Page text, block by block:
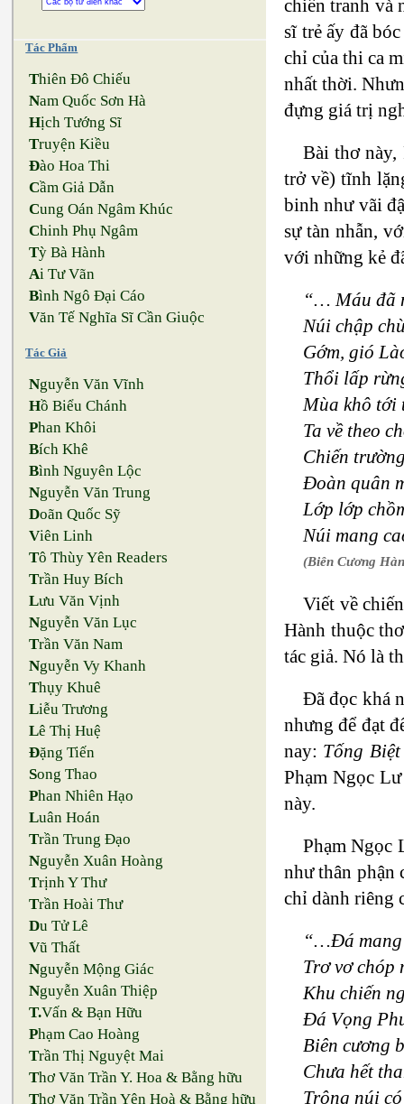
Tác Phẩm
Thiên Đô Chiếu
Nam Quốc Sơn Hà
Hịch Tướng Sĩ
Truyện Kiều
Đào Hoa Thi
Cầm Giả Dẫn
Cung Oán Ngâm Khúc
Chinh Phụ Ngâm
Tỳ Bà Hành
Ai Tư Vãn
Bình Ngô Đại Cáo
Văn Tế Nghĩa Sĩ Cần Giuộc
Tác Giả
Nguyễn Văn Vĩnh
Hồ Biểu Chánh
Phan Khôi
Bích Khê
Bình Nguyên Lộc
Nguyễn Văn Trung
Doãn Quốc Sỹ
Viên Linh
Tô Thùy Yên Readers
Trần Huy Bích
Lưu Văn Vịnh
Nguyễn Văn Lục
Trần Văn Nam
Nguyễn Vy Khanh
Thụy Khuê
Liễu Trương
Lê Thị Huệ
Đặng Tiến
Song Thao
Phan Nhiên Hạo
Luân Hoán
Trần Trung Đạo
Nguyễn Xuân Hoàng
Trịnh Y Thư
Trần Hoài Thư
Du Tử Lê
Vũ Thất
Nguyễn Mộng Giác
Nguyễn Xuân Thiệp
T.Vấn & Bạn Hữu
Phạm Cao Hoàng
Trần Thị Nguyệt Mai
Thơ Văn Trần Y. Hoa & Bằng hữu
Thơ Văn Trần Yên Hoà & Bằng hữu
chiến tranh và
sĩ trẻ ấy đã
chỉ của thi ca
nhất thời.
đựng giá trị
Bài thơ này,
trở về) tĩnh
binh như vãi
sự tàn nhẫn,
với những kẻ
“… Máu đã
Núi chập
Gớm, gió
Thổi lấp
Mùa khô tới
Ta về theo
Chiến
Đoàn quân
Lớp lớp
Núi mang
(Biên Cương
Viết về
Hành thuộc
tác giả. Nó là
Đã đọc khá
nhưng để đạt
nay: Tống
Phạm Ngọc
này.
Phạm Ngọc
như thân phận
chỉ dành riêng
“…Đá mang
Trơ vơ chóp
Khu chiến
Đá Vọng
Biên cương
Chưa hết
Trông núi